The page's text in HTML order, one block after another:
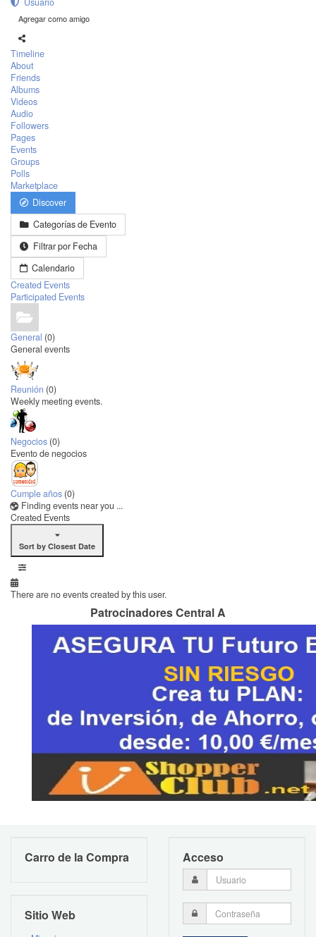
Agregar como amigo
Timeline
About
Friends
Albums
Videos
Audio
Followers
Pages
Events
Groups
Polls
Marketplace
Discover
Categorías de Evento
Filtrar por Fecha
Calendario
Created Events
Participated Events
General (0)
General events
Reunión (0)
Weekly meeting events.
Negocios (0)
Evento de negocios
Cumple años (0)
Finding events near you ...
Created Events
Sort by Closest Date
There are no events created by this user.
Patrocinadores Central A
Carro de la Compra
Sitio Web
Acceso